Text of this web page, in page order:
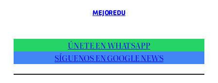
MEJOREDU
ÚNETE EN WHATSAPP
SÍGUENOS EN GOOGLE NEWS